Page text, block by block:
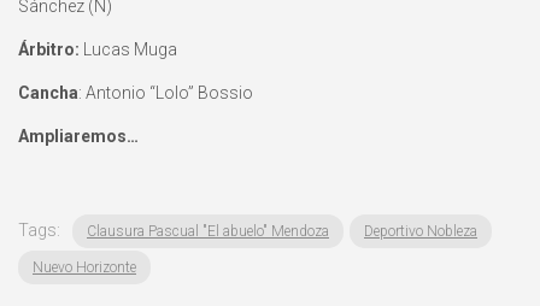
Sánchez (N)
Árbitro: Lucas Muga
Cancha: Antonio “Lolo” Bossio
Ampliaremos…
Tags: Clausura Pascual "El abuelo" Mendoza Deportivo Nobleza
Nuevo Horizonte